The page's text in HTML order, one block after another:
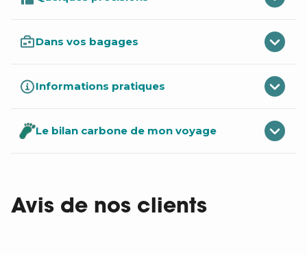
Dans vos bagages
Informations pratiques
Le bilan carbone de mon voyage
Avis de nos clients